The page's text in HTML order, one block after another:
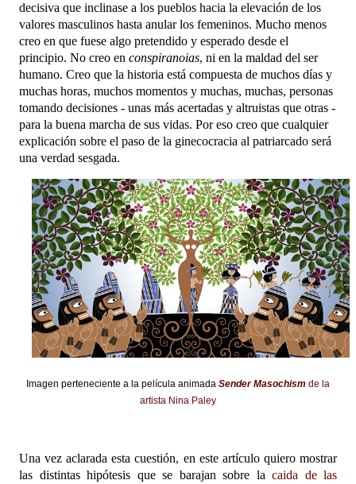
decisiva que inclinase a los pueblos hacia la elevación de los
valores masculinos hasta anular los femeninos. Mucho menos
creo en que fuese algo pretendido y esperado desde el
principio. No creo en conspiranoias, ni en la maldad del ser
humano. Creo que la historia está compuesta de muchos días y
muchas horas, muchos momentos y muchas, muchas, personas
tomando decisiones - unas más acertadas y altruistas que otras -
para la buena marcha de sus vidas. Por eso creo que cualquier
explicación sobre el paso de la ginecocracia al patriarcado será
una verdad sesgada.
Imagen perteneciente a la película animada Sender Masochism de la
artista Nina Paley
Una vez aclarada esta cuestión, en este artículo quiero mostrar
las distintas hipótesis que se barajan sobre la caida de las